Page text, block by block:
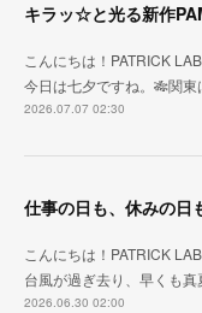
キラッ☆と光る新作
こんにちは！PATRICK
今日は七夕ですね。🎋関
2026.07.07 02:30
こんにちは！PATRICK
台風が過ぎ去り、早くも
2026.06.30 02:00